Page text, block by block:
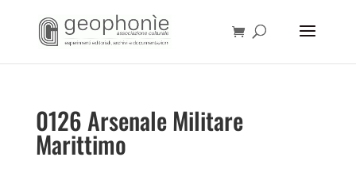
0126 Arsenale Militare
Marittimo